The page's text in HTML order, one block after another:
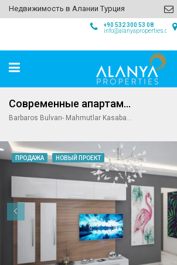
Недвижимость в Алании Турция
+90 532 300 53 08
info@alanyaproperties.com
Современные апартаменты в самом центре Махмутлара, Алания
Barbaros Bulvarı- Mahmutlar Kasabası, Mahmutlar, Alanya - Antalya TÜRKİYE, 07450 Alanya/Antalya, Turkey
ПРОДАЖА НОВЫЙ ПРОЕКТ